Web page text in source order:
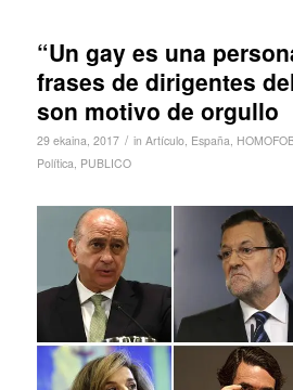
“Un gay es una
frases de dirigentes
son motivo de orgullo
29 ekaina, 2017 / in Artículo, España
Política PUBLICO